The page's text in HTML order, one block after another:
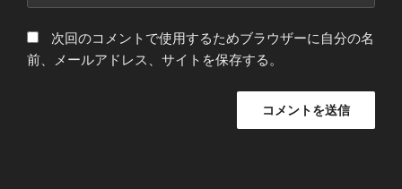
次回のコメントで使用するためブラウザーに自分の名
前、メールアドレス、サイトを保存する。